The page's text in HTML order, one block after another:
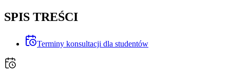
SPIS TREŚCI
Terminy konsultacji dla studentów